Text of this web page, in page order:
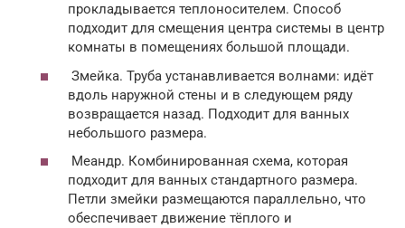
прокладывается теплоносителем. Способ
подходит для смещения центра системы в центр
комнаты в помещениях большой площади.
Змейка. Труба устанавливается волнами: идёт
вдоль наружной стены и в следующем ряду
возвращается назад. Подходит для ванных
небольшого размера.
Меандр. Комбинированная схема, которая
подходит для ванных стандартного размера.
Петли змейки размещаются параллельно, что
обеспечивает движение тёплого и